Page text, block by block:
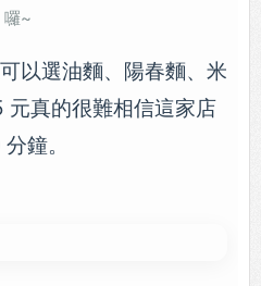
囉~
可以選油麵、陽春麵、米
真的很難相信這家店
鐘。